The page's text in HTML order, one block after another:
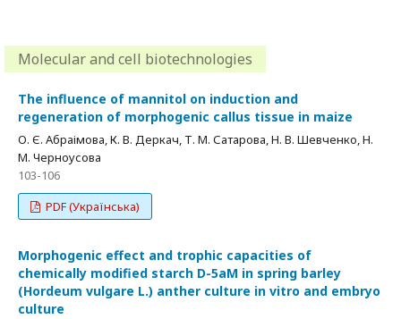
Molecular and cell biotechnologies
The influence of mannitol on induction and
regeneration of morphogenic callus tissue in maize
О. Є. Абраімова, К. В. Деркач, Т. М. Сатарова, Н. В. Шевченко, Н.
М. Черноусова
103-106
PDF (Українська)
Morphogenic effect and trophic capacities of
chemically modified starch D-5aM in spring barley
(Hordeum vulgare L.) anther culture in vitro and embryo
culture